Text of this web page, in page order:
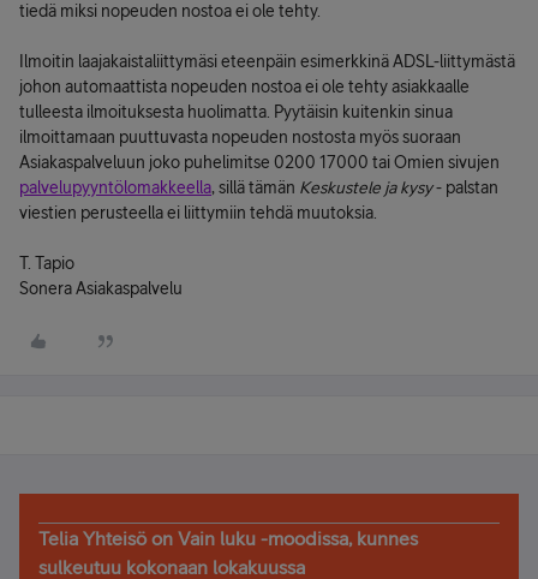
tiedä miksi nopeuden nostoa ei ole tehty.
Ilmoitin laajakaistaliittymäsi eteenpäin esimerkkinä ADSL-liittymästä
johon automaattista nopeuden nostoa ei ole tehty asiakkaalle
tulleesta ilmoituksesta huolimatta. Pyytäisin kuitenkin sinua
ilmoittamaan puuttuvasta nopeuden nostosta myös suoraan
Asiakaspalveluun joko puhelimitse 0200 17000 tai Omien sivujen
palvelupyyntölomakkeella, sillä tämän Keskustele ja kysy- palstan
viestien perusteella ei liittymiin tehdä muutoksia.
T. Tapio
Sonera Asiakaspalvelu
Telia Yhteisö on Vain luku -moodissa, kunnes
sulkeutuu kokonaan lokakuussa